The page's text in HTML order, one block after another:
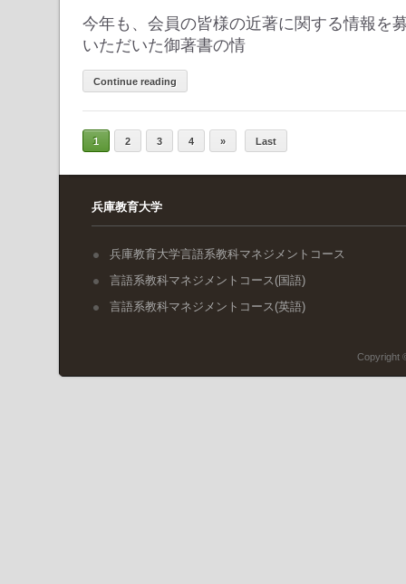
今年も、会員の皆様の近著に関する情報を
いただいた御著書の情
Continue reading
1 2 3 4 » Last
兵庫教育大学
兵庫教育大学言語系教科マネジメントコース
言語系教科マネジメントコース(国語)
言語系教科マネジメントコース(英語)
Copyright